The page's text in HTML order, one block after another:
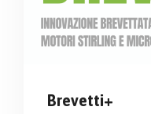
Brevetti+